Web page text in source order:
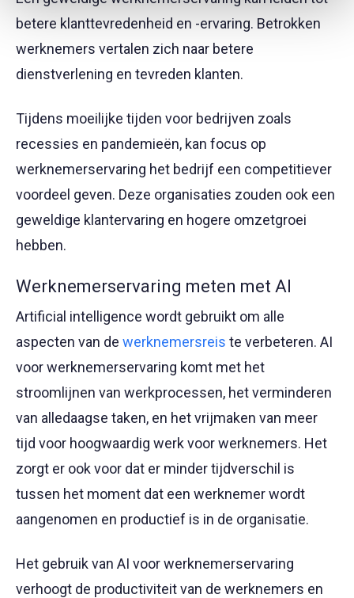
betere klanttevredenheid en -ervaring. Betrokken
werknemers vertalen zich naar betere
dienstverlening en tevreden klanten.
Tijdens moeilijke tijden voor bedrijven zoals
recessies en pandemieën, kan focus op
werknemerservaring het bedrijf een competitiever
voordeel geven. Deze organisaties zouden ook een
geweldige klantervaring en hogere omzetgroei
hebben.
Werknemerservaring meten met AI
Artificial intelligence wordt gebruikt om alle
aspecten van de werknemersreis te verbeteren. AI
voor werknemerservaring komt met het
stroomlijnen van werkprocessen, het verminderen
van alledaagse taken, en het vrijmaken van meer
tijd voor hoogwaardig werk voor werknemers. Het
zorgt er ook voor dat er minder tijdverschil is
tussen het moment dat een werknemer wordt
aangenomen en productief is in de organisatie.
Het gebruik van AI voor werknemerservaring
verhoogt de productiviteit van de werknemers en